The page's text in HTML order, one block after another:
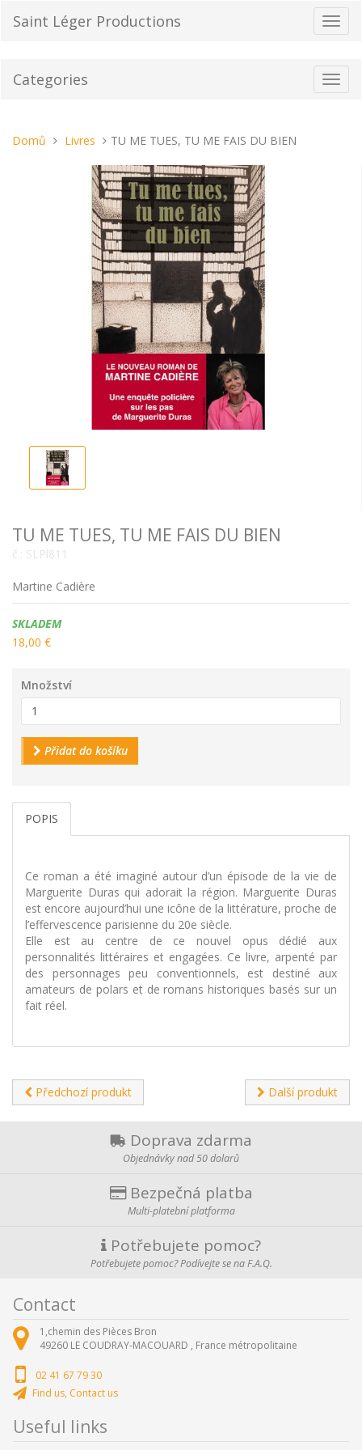
Saint Léger Productions
Categories
Nacházíte
Domů Livres TU ME TUES, TU ME FAIS DU BIEN
TU ME TUES, TU ME FAIS DU BIEN
č.: SLPl811
Martine Cadière
Dostupnost:
SKLADEM
18,00 €
Množství
Přidat do košíku
POPIS
Ce roman a été imaginé autour d’un épisode de la vie de
Marguerite Duras qui adorait la région. Marguerite Duras
est encore aujourd’hui une icône de la littérature, proche de
l’effervescence parisienne du 20e siècle.
Elle est au centre de ce nouvel opus dédié aux
personnalités littéraires et engagées. Ce livre, arpenté par
des personnages peu conventionnels, est destiné aux
amateurs de polars et de romans historiques basés sur un
fait réel.
Předchozí produkt Další produkt
Doprava zdarma
Objednávky nad 50 dolarů
Bezpečná platba
Multi-platební platforma
Potřebujete pomoc?
Potřebujete pomoc? Podívejte se na F.A.Q.
Contact
1,chemin des Pièces Bron
49260 LE COUDRAY-MACOUARD , France métropolitaine
02 41 67 79 30
Find us, Contact us
Useful links